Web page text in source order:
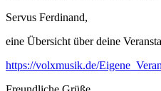
Servus Ferdinand,
eine Übersicht über deine
https://volxmusik.de/